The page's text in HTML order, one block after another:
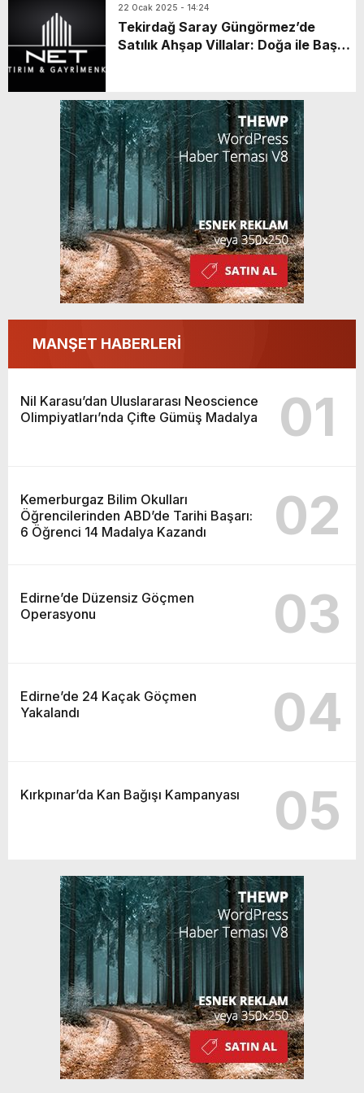
22 Ocak 2025 - 14:24
Tekirdağ Saray Güngörmez’de
Satılık Ahşap Villalar: Doğa ile Baş
MANŞET HABERLERİ
Nil Karasu’dan Uluslararası Neoscience
Olimpiyatları’nda Çifte Gümüş Madalya
01
Kemerburgaz Bilim Okulları
Öğrencilerinden ABD’de Tarihi Başarı:
6 Öğrenci 14 Madalya Kazandı
02
Edirne’de Düzensiz Göçmen
Operasyonu
03
Edirne’de 24 Kaçak Göçmen
Yakalandı
04
Kırkpınar’da Kan Bağışı Kampanyası 05